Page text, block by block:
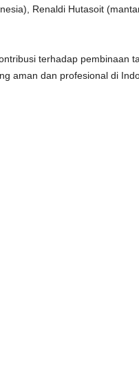
Renaldi Hutasoit
terhadap pembinaan
aman dan profesional di